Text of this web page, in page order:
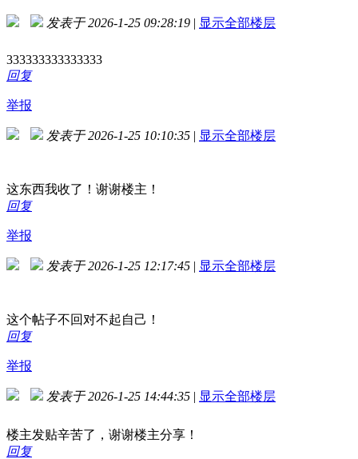
发表于 2026-1-25 09:28:19 | 显示全部楼层
333333333333333
回复
举报
发表于 2026-1-25 10:10:35 | 显示全部楼层
这东西我收了！谢谢楼主！
回复
举报
发表于 2026-1-25 12:17:45 | 显示全部楼层
这个帖子不回对不起自己！
回复
举报
发表于 2026-1-25 14:44:35 | 显示全部楼层
楼主发贴辛苦了，谢谢楼主分享！
回复